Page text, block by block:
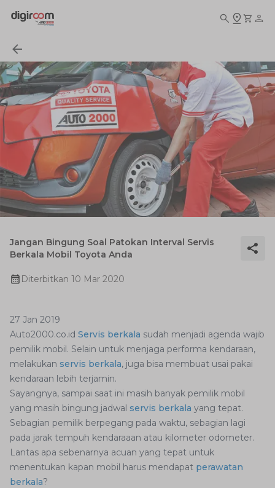
Jangan Bingung Soal Patokan Interval Servis
Berkala Mobil Toyota Anda
Diterbitkan 10 Mar 2020
27 Jan 2019
Auto2000.co.id Servis berkala sudah menjadi agenda wajib
pemilik mobil. Selain untuk menjaga performa kendaraan,
melakukan servis berkala, juga bisa membuat usai pakai
kendaraan lebih terjamin.
Sayangnya, sampai saat ini masih banyak pemilik mobil
yang masih bingung jadwal servis berkala yang tepat.
Sebagian pemilik berpegang pada waktu, sebagian lagi
pada jarak tempuh kendaraaan atau kilometer odometer.
Lantas apa sebenarnya acuan yang tepat untuk
menentukan kapan mobil harus mendapat perawatan
berkala?